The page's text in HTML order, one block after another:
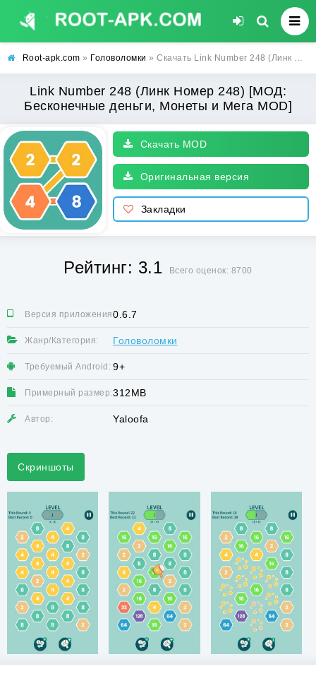
Root-apk.com » Головоломки » Скачать Link Number 248 (Линк Номер 248) [МОД: Бесконечные деньги, Монеты и Мега MOD] | Взлом Link Number 248 на Андроид
Link Number 248 (Линк Номер 248) [МОД:
Бесконечные деньги, Монеты и Мега MOD]
Скачать MOD
Оригинальная версия
Закладки
Рейтинг: 3.1 Всего оценок: 8700
Версия приложения:0.6.7
Жанр/Категория: Головоломки
Требуемый Android: 9+
Примерный размер:312MB
Автор: Yaloofa
Скриншоты